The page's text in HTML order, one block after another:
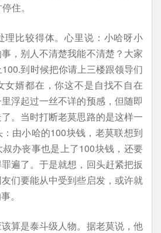
住。
理比较得体。心里说：小哈呀小
，别人不清楚我能不清楚？大家
到时候把你请上三楼跟领导们
女婿都在，你这不是自找不自在
浮起过一丝不详的预感，但随即
。当时打断老莫思路的是这样一
由小哈的100块钱，老莫联想到
办丧事也是上了100块钱，还要
遍了。于是就想，回头赶紧把扳
们要能从中受到些启发，或许就
。
算是泰斗级人物。据老莫说，他